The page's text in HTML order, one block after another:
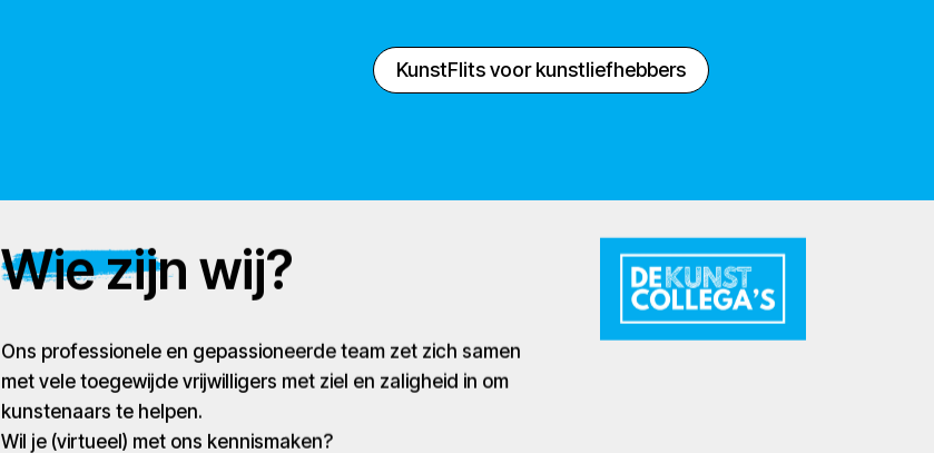
KunstFlits voor kunstliefhebbers
Wie zijn wij?
Ons professionele en gepassioneerde team zet zich samen
met vele toegewijde vrijwilligers met ziel en zaligheid in om
kunstenaars te helpen.
Wil je (virtueel) met ons kennismaken?